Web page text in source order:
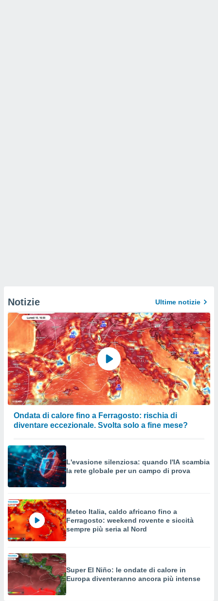
Notizie Ultime notizie
Ondata di calore fino a Ferragosto: rischia di
diventare eccezionale. Svolta solo a fine mese?
L'evasione silenziosa: quando l'IA scambia
la rete globale per un campo di prova
Meteo Italia, caldo africano fino a
Ferragosto: weekend rovente e siccità
sempre più seria al Nord
Super El Niño: le ondate di calore in
Europa diventeranno ancora più intense